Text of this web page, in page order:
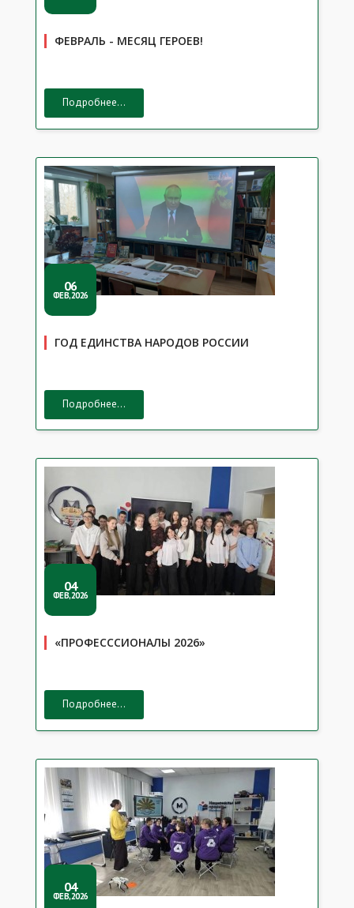
ФЕВРАЛЬ - МЕСЯЦ ГЕРОЕВ!
Подробнее...
06
ФЕВ,2026
ГОД ЕДИНСТВА НАРОДОВ РОССИИ
Подробнее...
04
ФЕВ,2026
«ПРОФЕСССИОНАЛЫ 2026»
Подробнее...
04
ФЕВ,2026